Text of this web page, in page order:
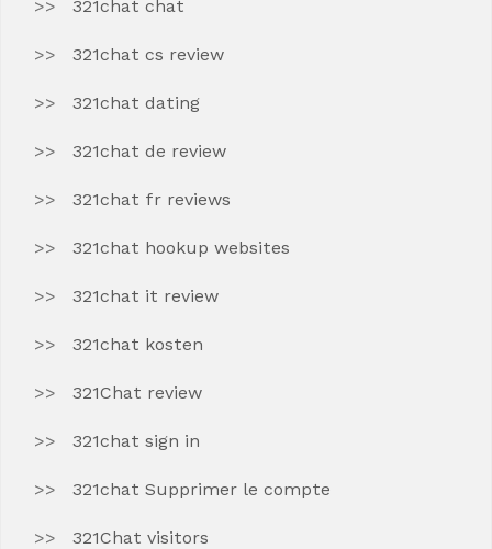
321chat chat
321chat cs review
321chat dating
321chat de review
321chat fr reviews
321chat hookup websites
321chat it review
321chat kosten
321Chat review
321chat sign in
321chat Supprimer le compte
321Chat visitors